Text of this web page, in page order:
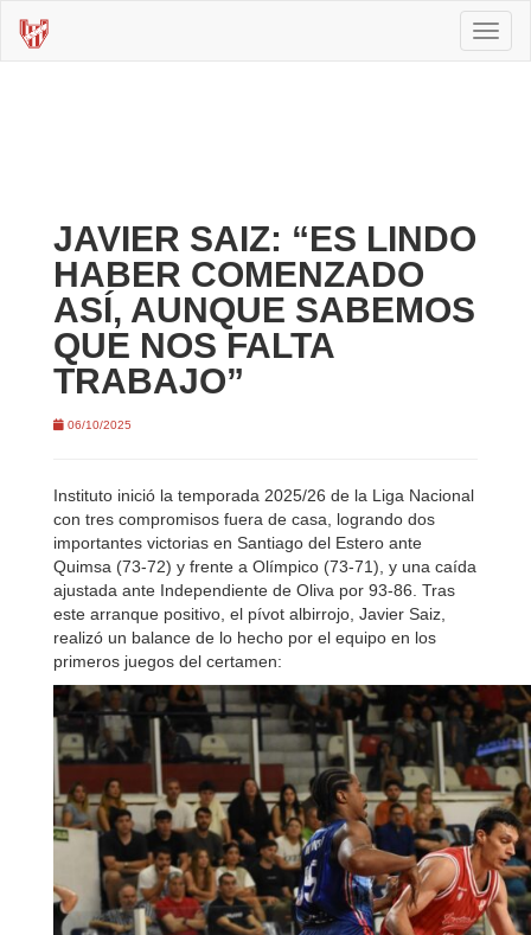
JAVIER SAIZ: “ES LINDO
HABER COMENZADO
ASÍ, AUNQUE SABEMOS
QUE NOS FALTA
TRABAJO”
06/10/2025
Instituto inició la temporada 2025/26 de la Liga Nacional
con tres compromisos fuera de casa, logrando dos
importantes victorias en Santiago del Estero ante
Quimsa (73-72) y frente a Olímpico (73-71), y una caída
ajustada ante Independiente de Oliva por 93-86. Tras
este arranque positivo, el pívot albirrojo, Javier Saiz,
realizó un balance de lo hecho por el equipo en los
primeros juegos del certamen: